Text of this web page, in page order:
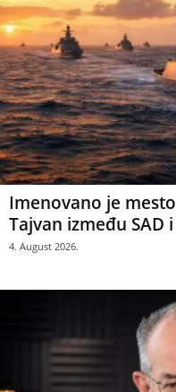
Imenovano je
Tajvan između SAD
4. August 2026.